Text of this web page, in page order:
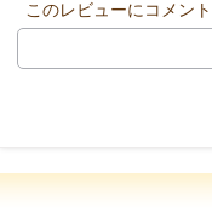
このレビューにコメント